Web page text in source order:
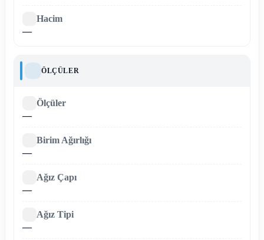
Hacim
—
ÖLÇÜLER
Ölçüler
—
Birim Ağırlığı
—
Ağız Çapı
—
Ağız Tipi
—